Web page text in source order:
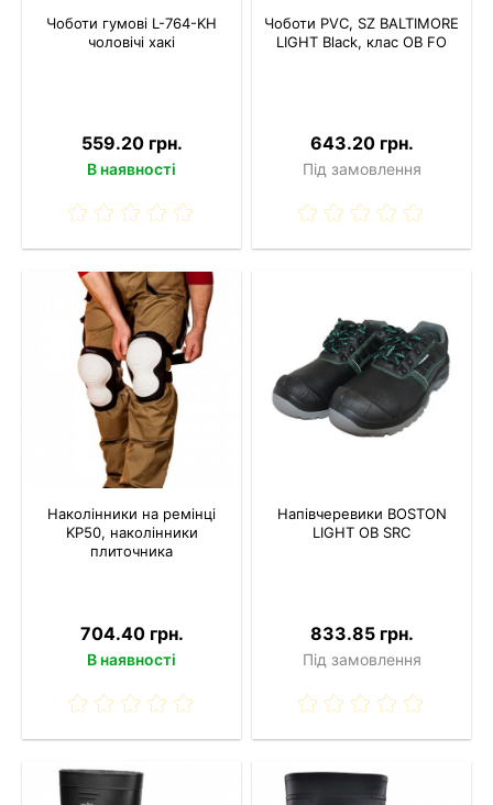
Чоботи гумові L-764-KH
чоловічі хакі
559.20 грн.
В наявності
Чоботи PVC, SZ BALTIMORE
LIGHT Black, клас OB FO
643.20 грн.
Під замовлення
Наколінники на ремінці
KP50, наколінники
плиточника
704.40 грн.
В наявності
Напівчеревики BOSTON
LIGHT OB SRC
833.85 грн.
Під замовлення